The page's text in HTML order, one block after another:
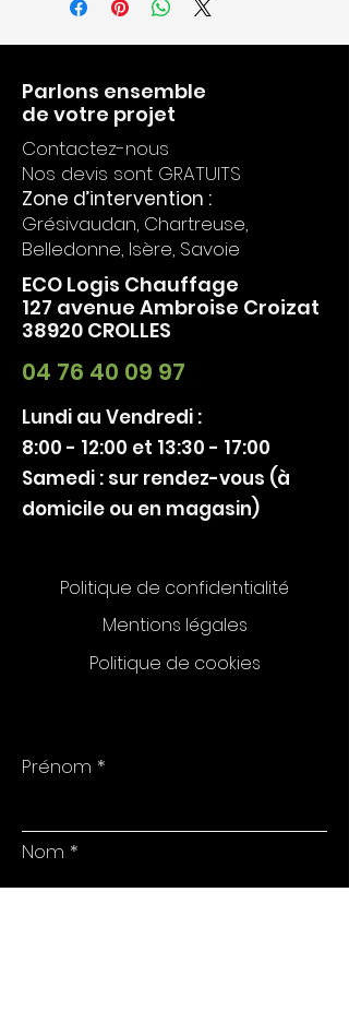
Parlons ensemble
de votre projet
Contactez-nous
Nos devis sont GRATUITS
Zone d’intervention :
Grésivaudan, Chartreuse,
Belledonne, Isère, Savoie
ECO Logis Chauffage
127 avenue Ambroise Croizat
38920 CROLLES
04 76 40 09 97
Lundi au Vendredi :
8:00 - 12:00 et 13:30 - 17:00
Samedi : sur rendez-vous (à
domicile ou en magasin)
Politique de confidentialité
Mentions légales
Politique de cookies
Prénom
Nom